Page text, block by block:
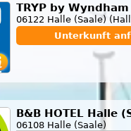
TRYP by
06122 Halle (Saale)
Unterkunft
B&B HOTEL Halle
06108 Halle (Saale)